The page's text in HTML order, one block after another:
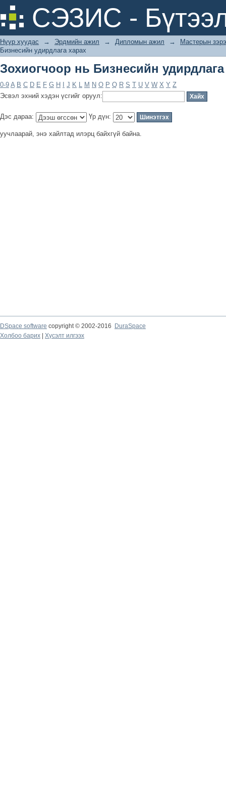
СЭЗИС -
Зохиогчоор нь Бизнесийн
Нүүр хуудас → Эрдмийн ажил → Дипломын ажил →
Мастерын
Бизнесийн удирдлага харах
Зохиогчоор нь Бизнесийн удирдлага
0-9 A B C D E F G H J K L M N O P Q R S T U V W X Y Z
Эсвэл эхний хэдэн үсгийг оруул:
Дэс дараа: Үр дүн:
уучлаарай, энэ хайлтад илэрц байхгүй байна.
DSpace software copyright © 2002-2016
DuraSpace
Холбоо барих
Хүсэлт илгээх